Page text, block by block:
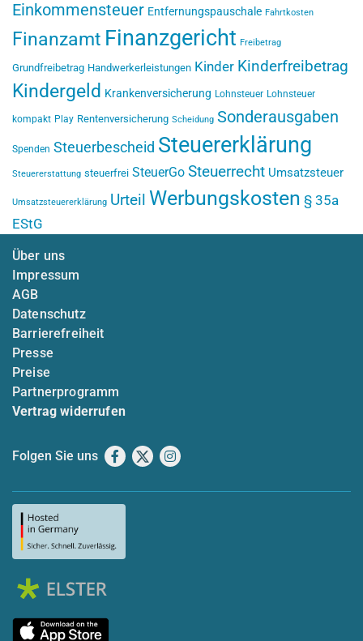
Einkommensteuer Entfernungspauschale Fahrtkosten
Finanzamt Finanzgericht Freibetrag
Grundfreibetrag Handwerkerleistungen Kinder Kinderfreibetrag
Kindergeld Krankenversicherung Lohnsteuer Lohnsteuer
kompakt Play Rentenversicherung Scheidung Sonderausgaben
Spenden Steuerbescheid Steuererklärung
Steuererstattung steuerfrei SteuerGo Steuerrecht Umsatzsteuer
Umsatzsteuererklärung Urteil Werbungskosten § 35a
EStG
Über uns
Impressum
AGB
Datenschutz
Barrierefreiheit
Presse
Preise
Partnerprogramm
Vertrag widerrufen
Folgen Sie uns Facebook
X Instagram